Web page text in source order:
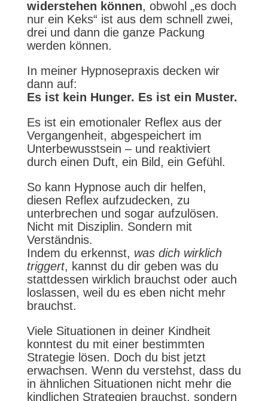
widerstehen können, obwohl „es doch
nur ein Keks“ ist aus dem schnell zwei,
drei und dann die ganze Packung
werden können.
In meiner Hypnosepraxis decken wir
dann auf:
Es ist kein Hunger. Es ist ein Muster.
Es ist ein emotionaler Reflex aus der
Vergangenheit, abgespeichert im
Unterbewusstsein – und reaktiviert
durch einen Duft, ein Bild, ein Gefühl.
So kann Hypnose auch dir helfen,
diesen Reflex aufzudecken, zu
unterbrechen und sogar aufzulösen.
Nicht mit Disziplin. Sondern mit
Verständnis.
Indem du erkennst, was dich wirklich
triggert, kannst du dir geben was du
stattdessen wirklich brauchst oder auch
loslassen, weil du es eben nicht mehr
brauchst.
Viele Situationen in deiner Kindheit
konntest du mit einer bestimmten
Strategie lösen. Doch du bist jetzt
erwachsen. Wenn du verstehst, dass du
in ähnlichen Situationen nicht mehr die
kindlichen Strategien brauchst, sondern